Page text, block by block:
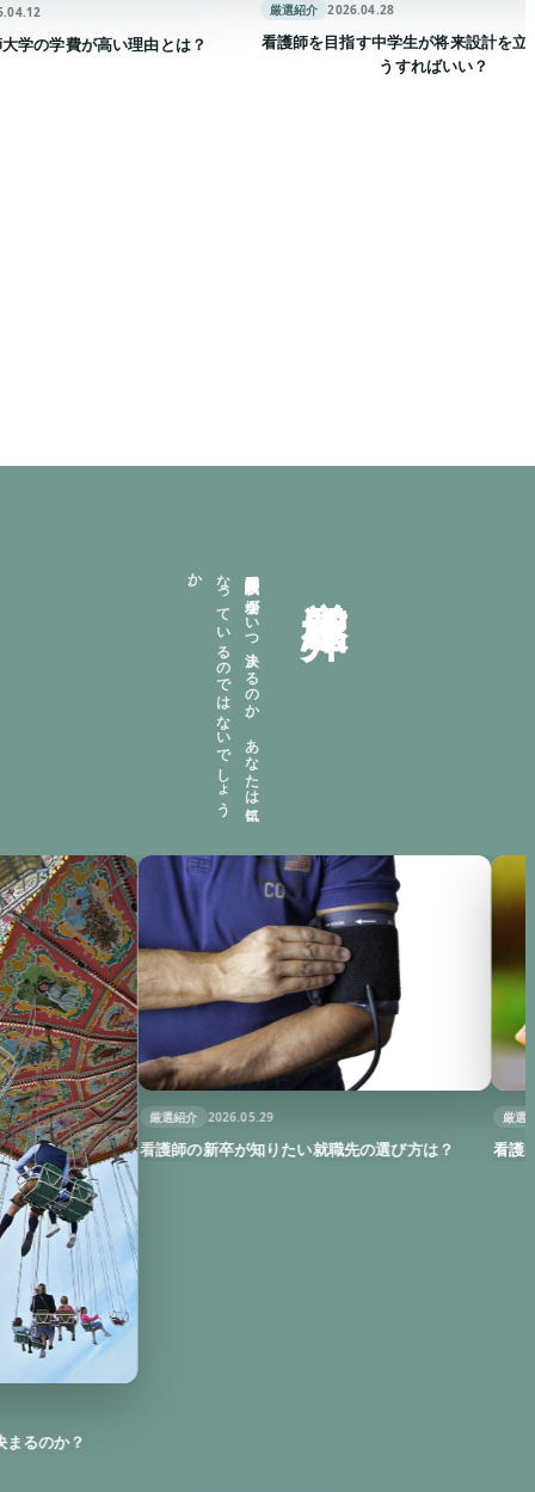
費が高い理由とは？
2026.04.28
看護師を目指す中学生が将来設計を立てるに
うすればいい？
看護師国家試験の
会場が
い
つ
決ま
る
の
か
、
あ
な
た
は
気に
な
っ
て
い
る
の
で
は
な
い
で
し
ょ
う
か
。
？
厳選紹介 2026.05.29
看護師の新卒が知りたい就職先の選び方は？ 看護師国家試